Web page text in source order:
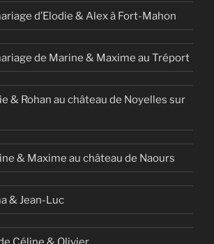
d’Elodie & Alex à Fort-Mahon
de Marine & Maxime au Tréport
& Rohan au château de Noyelles sur
& Maxime au château de Naours
& Jean-Luc
Céline & Olivier